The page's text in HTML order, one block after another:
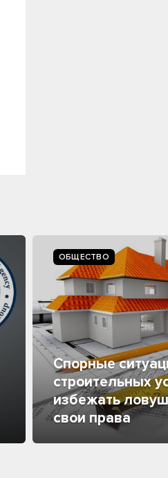
ОБЩЕСТВО
Спорные
строительных
избежать
свои права